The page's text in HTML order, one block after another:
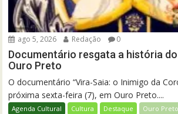
ago 5, 2026 Redação 0
Documentário resgata a história
Ouro Preto
O documentário “Vira-Saia: o Inimigo da
próxima sexta-feira (7), em Ouro Preto....
Agenda Cultural Cultura Destaque Ouro Preto